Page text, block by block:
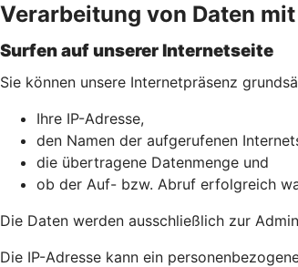
Verarbeitung von Daten
Surfen auf unserer Internetseite
Sie können unsere Internetpräsenz
Ihre IP-Adresse,
den Namen der aufgerufenen
die übertragene Datenmenge und
ob der Auf- bzw. Abruf erfolgreich
Die Daten werden ausschließlich zur
Die IP-Adresse kann ein